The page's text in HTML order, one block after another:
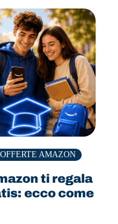
OFFERTE AMAZON
ti regala
ecco come